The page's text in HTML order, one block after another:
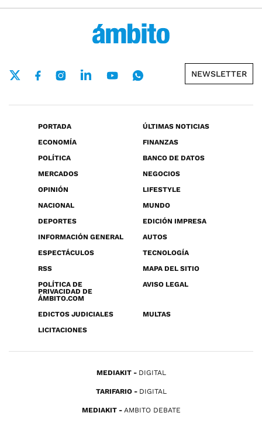
NEWSLETTER
PORTADA
ÚLTIMAS NOTICIAS
ECONOMÍA
FINANZAS
POLÍTICA
BANCO DE DATOS
MERCADOS
NEGOCIOS
OPINIÓN
LIFESTYLE
NACIONAL
MUNDO
DEPORTES
EDICIÓN IMPRESA
INFORMACIÓN GENERAL
AUTOS
ESPECTÁCULOS
TECNOLOGÍA
RSS
MAPA DEL SITIO
POLÍTICA DE
PRIVACIDAD DE
ÁMBITO.COM
AVISO LEGAL
EDICTOS JUDICIALES
MULTAS
LICITACIONES
MEDIAKIT DIGITAL
TARIFARIO DIGITAL
MEDIAKIT AMBITO DEBATE